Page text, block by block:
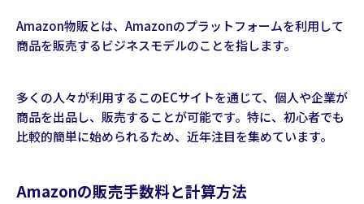
Amazon物販とは、Amazonのプラットフォームを利用して
商品を販売するビジネスモデルのことを指します。
多くの人々が利用するこのECサイトを通じて、個人や企業が
商品を出品し、販売することが可能です。特に、初心者でも
比較的簡単に始められるため、近年注目を集めています。
Amazonの販売手数料と計算方法